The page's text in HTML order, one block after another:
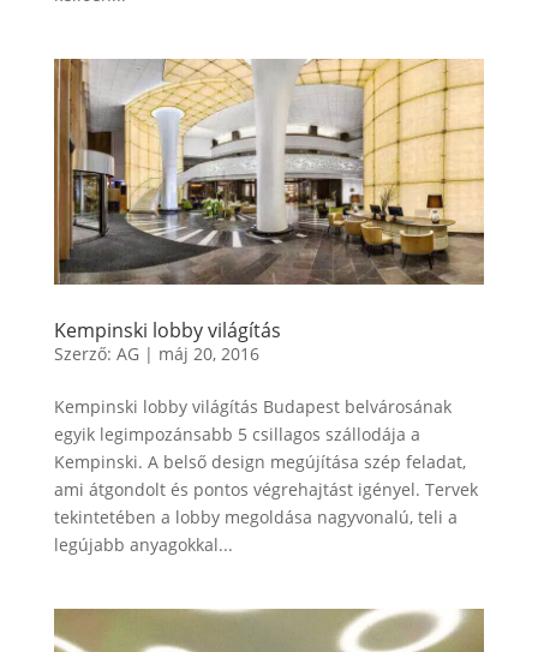
Kempinski lobby világítás
Szerző: AG| máj 20, 2016
Kempinski lobby világítás Budapest belvárosának
egyik legimpozánsabb 5 csillagos szállodája a
Kempinski. A belső design megújítása szép feladat,
ami átgondolt és pontos végrehajtást igényel. Tervek
tekintetében a lobby megoldása nagyvonalú, teli a
legújabb anyagokkal...